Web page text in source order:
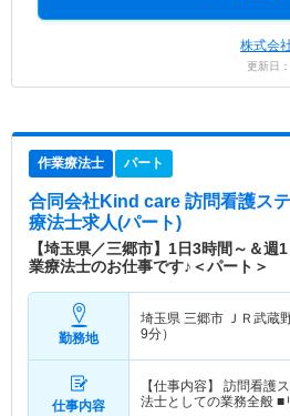
株式会
更新日
作業療法士 パート
合同会社Kind care 訪問看護ス
療法士求人(パート)
【埼玉県／三郷市】1日3時間～＆
業療法士のお仕事です♪＜パート＞
勤務地
埼玉県 三郷市 ＪＲ武蔵
9分）
仕事内容
【仕事内容】 訪問看護
法士としての業務全般